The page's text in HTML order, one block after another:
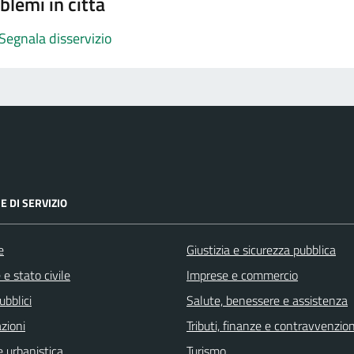
disservizio
DI SERVIZIO
e stato civile
Giustizia e sicurezza pubblica
Imprese e commercio
Salute, benessere e assistenza
Tributi, finanze e